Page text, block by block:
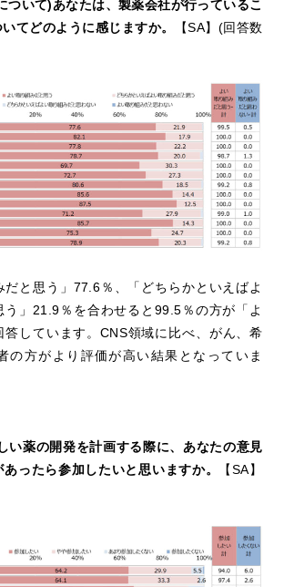
ついて)あなたは、製薬会社が行っているこ
てどのように感じますか。
【SA】(回答数
と思う」77.6％、「どちらかといえばよ
う」21.9％を合わせると99.5％の方が「よ
答しています。CNS領域に比べ、がん、希
の方がより評価が高い結果となっていま
い薬の開発を計画する際に、あなたの意見
ったら参加したいと思いますか。
【SA】